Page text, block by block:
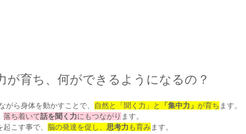
育ち、何ができるようになるの？
がら身体を動かすことで、 自然と「聞く力」と 「集中力」 が育ち ます。
落ち着いて話を聞く力にもつながり ます。
こす事で、
脳の発達を促し、 思考力 も育み ます。